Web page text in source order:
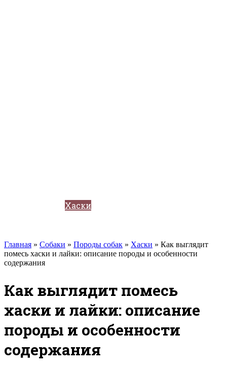
Хаски
Главная » Собаки » Породы собак » Хаски » Как выглядит
помесь хаски и лайки: описание породы и особенности
содержания
Как выглядит помесь
хаски и лайки: описание
породы и особенности
содержания